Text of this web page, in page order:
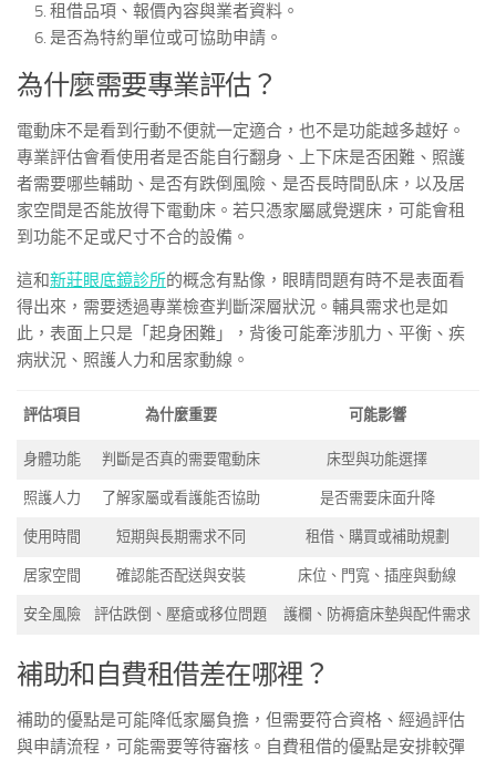
租借品項、報價內容與業者資料。
是否為特約單位或可協助申請。
為什麼需要專業評估？
電動床不是看到行動不便就一定適合，也不是功能越多越好。
專業評估會看使用者是否能自行翻身、上下床是否困難、照護
者需要哪些輔助、是否有跌倒風險、是否長時間臥床，以及居
家空間是否能放得下電動床。若只憑家屬感覺選床，可能會租
到功能不足或尺寸不合的設備。
這和新莊眼底鏡診所的概念有點像，眼睛問題有時不是表面看
得出來，需要透過專業檢查判斷深層狀況。輔具需求也是如
此，表面上只是「起身困難」，背後可能牽涉肌力、平衡、疾
病狀況、照護人力和居家動線。
評估項目 為什麼重要 可能影響
身體功能 判斷是否真的需要電動床 床型與功能選擇
照護人力 了解家屬或看護能否協助 是否需要床面升降
使用時間 短期與長期需求不同 租借、購買或補助規劃
居家空間 確認能否配送與安裝 床位、門寬、插座與動線
安全風險 評估跌倒、壓瘡或移位問題 護欄、防褥瘡床墊與配件需求
補助和自費租借差在哪裡？
補助的優點是可能降低家屬負擔，但需要符合資格、經過評估
與申請流程，可能需要等待審核。自費租借的優點是安排較彈